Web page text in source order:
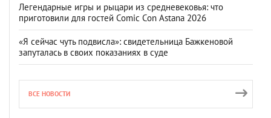
Легендарные игры и рыцари из средневековья: что
приготовили для гостей Comic Con Astana 2026
«Я сейчас чуть подвисла»: свидетельница Бажкеновой
запуталась в своих показаниях в суде
ВСЕ НОВОСТИ